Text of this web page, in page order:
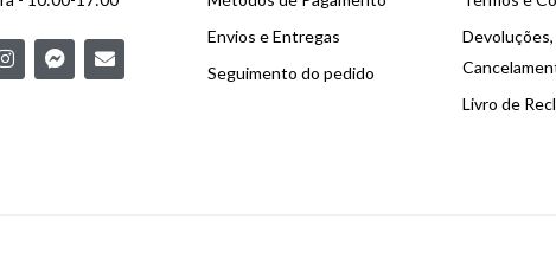
I
n
F
a
E
n
Envios e Entregas
Seguimento do pedido
Livro de